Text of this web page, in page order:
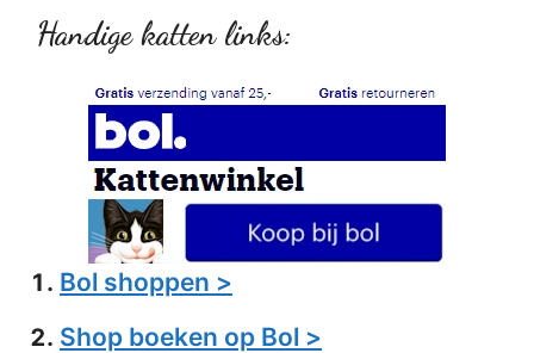
Handige katten links:
Bol shoppen >
Shop boeken op Bol >